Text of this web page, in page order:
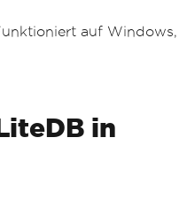
auf Windows,
in